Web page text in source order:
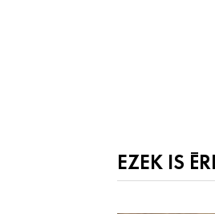
EZEK IS